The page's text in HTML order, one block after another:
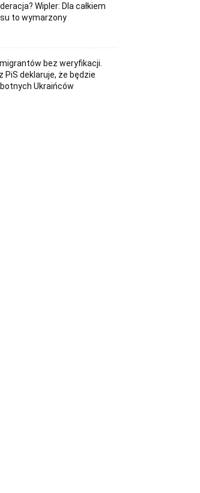
Wipler: Dla całkiem
to wymarzony
bez weryfikacji.
PiS deklaruje, że będzie
Ukraińców